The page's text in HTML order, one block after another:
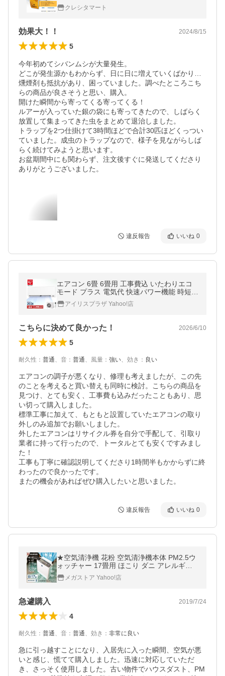
クレシタマート
効果大！！ 2024/8/15
5
今年初めてシバンムシが大量発生。
どこが発生源かもわからず、日に日に増えていくばかり…
燻煙剤も抵抗があり、困っていました。調べたところこち
らの商品が良さそうと思い、購入。
開けた瞬間から寄ってくる寄ってくる！
ルアーが入っていた銀の袋にも寄ってきたので、しばらく
放置して集まってきた虫をまとめて退治しました。
トラップを2つ仕掛けて3時間ほどで合計30匹ほどくっつい
ていました。成虫のトラップなので、様子を見ながらしば
らく続けてみようと思います。
お盆期間中にも関わらず、注文後すぐに発送してくださり
ありがとうございました。
違反報告 いいね 0
エアコン 6畳 6畳用 工事費込 いたわりエコ
モード プラス 電気代 快速パワー機能 時短 S
シリーズ 2.2kW アイリスオーヤマ IPF-2202
S-W * 安心延長保証対象
アイリスプラザ Yahoo!店
こちらに決めて良かった！ 2026/6/10
5
耐久性 ： 普通、 音 ： 普通、 風量 ： 強い、 効き ： 良い
エアコンの調子が悪くなり、修理も考えましたが、この先
のことを考えると買い替えも同時に検討。こちらの商品を
見つけ、とても安く、工事費も込みだったこともあり、思
い切って購入しました。
標準工事に加えて、もともと設置していたエアコンの取り
外しのみ追加でお願いしました。
外したエアコンはリサイクル券を自分で手配して、引取り
業者に持って行ったので、トータルとても安くですみまし
た！
工事も丁寧に確認説明してくださり1時間半もかからずに終
わったので良かったです。
またの機会があればぜひ購入したいと思いました。
違反報告 いいね 0
★空気清浄機 花粉 空気清浄機本体 PM2.5ウ
ォッチャー 17畳用 ほこり ダニ アレルギー
ウイルス対策 家電 換気 アイリスオーヤマ P
MMS-AC100
メガストア Yahoo!店
急遽購入 2019/7/24
4
耐久性 ： 普通、 音 ： 普通、 効き ： 非常に良い
急に引っ越すことになり、入居先に入った瞬間、空気が悪
いと感じ、慌てて購入しました。迅速に対応していただ
き、さっそく使用しました。古い物件でハウスダスト、PM